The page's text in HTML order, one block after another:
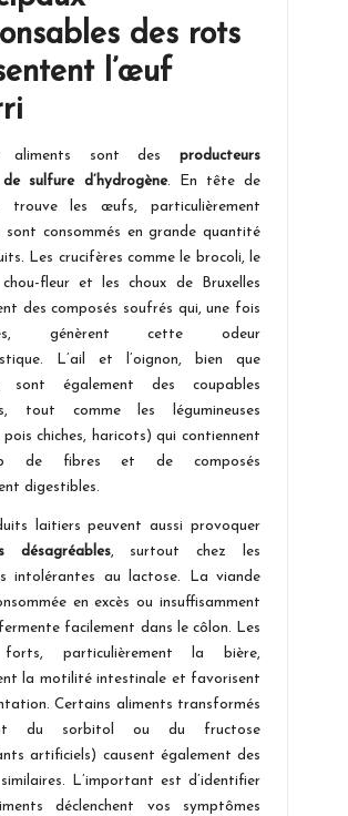
des rots
l’œuf
aliments sont des producteurs
sulfure d’hydrogène. En tête de
trouve les œufs, particulièrement
sont consommés en grande quantité
Les crucifères comme le brocoli, le
fleur et les choux de Bruxelles
des composés soufrés qui, une fois
génèrent cette odeur
L’ail et l’oignon, bien que
sont également des coupables
tout comme les légumineuses
pois chiches, haricots) qui contiennent
de fibres et de composés
digestibles.
laitiers peuvent aussi provoquer
désagréables, surtout chez les
intolérantes au lactose. La viande
en excès ou insuffisamment
facilement dans le côlon. Les
forts, particulièrement la bière,
la motilité intestinale et favorisent
Certains aliments transformés
du sorbitol ou du fructose
artificiels) causent également des
L’important est d’identifier
déclenchent vos symptômes